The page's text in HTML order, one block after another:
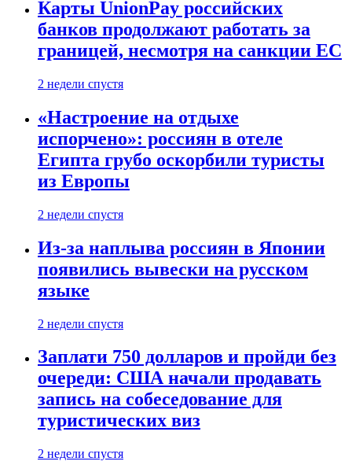
Карты UnionPay российских
банков продолжают работать за
границей, несмотря на санкции ЕС
2 недели спустя
«Настроение на отдыхе
испорчено»: россиян в отеле
Египта грубо оскорбили туристы
из Европы
2 недели спустя
Из-за наплыва россиян в Японии
появились вывески на русском
языке
2 недели спустя
Заплати 750 долларов и пройди без
очереди: США начали продавать
запись на собеседование для
туристических виз
2 недели спустя